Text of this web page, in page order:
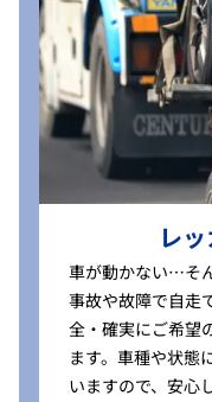
レ
車が動かない…そ
事故や故障で自走
全・確実にご希望
ます。車種や状態
いますので、安心